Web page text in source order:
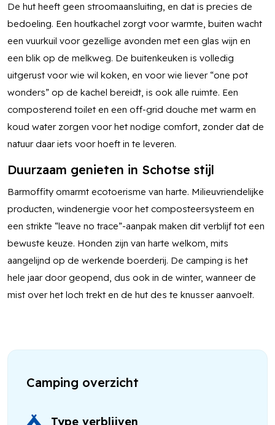
De hut heeft geen stroomaansluiting, en dat is precies de
bedoeling. Een houtkachel zorgt voor warmte, buiten wacht
een vuurkuil voor gezellige avonden met een glas wijn en
een blik op de melkweg. De buitenkeuken is volledig
uitgerust voor wie wil koken, en voor wie liever “one pot
wonders” op de kachel bereidt, is ook alle ruimte. Een
composterend toilet en een off-grid douche met warm en
koud water zorgen voor het nodige comfort, zonder dat de
natuur daar iets voor hoeft in te leveren.
Duurzaam genieten in Schotse stijl
Barmoffity omarmt ecotoerisme van harte. Milieuvriendelijke
producten, windenergie voor het composteersysteem en
een strikte “leave no trace”-aanpak maken dit verblijf tot een
bewuste keuze. Honden zijn van harte welkom, mits
aangelijnd op de werkende boerderij. De camping is het
hele jaar door geopend, dus ook in de winter, wanneer de
mist over het loch trekt en de hut des te knusser aanvoelt.
Camping overzicht
Type verblijven